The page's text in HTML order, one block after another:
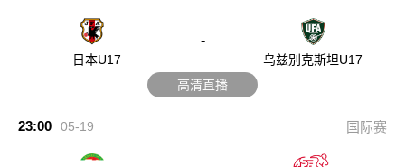
日本U17
-
乌兹别克斯坦U17
高清直播
23:00 05-19 国际赛